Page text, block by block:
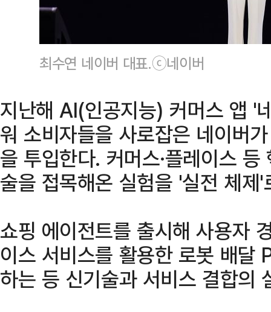
최수연 네이버 대표.ⓒ네이버
지난해 AI(인공지능) 커머스 앱 '
워 소비자들을 사로잡은 네이버
을 투입한다. 커머스·플레이스
술을 접목해온 실험을 '실전 체제
쇼핑 에이전트를 출시해 사용자
이스 서비스를 활용한 로봇 배달
하는 등 신기술과 서비스 결합의